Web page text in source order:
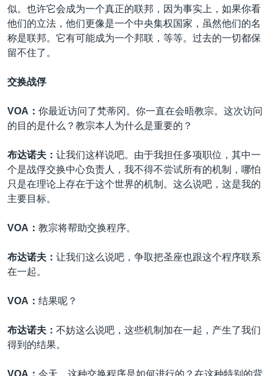
似。也许它会成为一个真正的联邦，因为事实上，如果你看
他们的立法，他们更像是一个中央集权国家，虽然他们的名
称是联邦。它有可能成为一个邦联，等等。过去的一切都保
留不住了。
交换战俘
VOA： 你最近访问了梵蒂冈。你一直在会晤教宗。这次访问
的目的是什么？教宗本人为什么是重要的？
布达诺夫： 让我们这样说吧。由于我担任多项职位，其中一
个是战俘交换中心负责人，我不得不尝试所有的机制，哪怕
只是在理论上存在于这个世界的机制。这么说吧，这是我的
主要目标。
VOA： 教宗将帮助交换程序。
布达诺夫： 让我们这么说吧，争取把圣座也跟这个程序联系
在一起。
VOA： 结果呢？
布达诺夫： 不妨这么说吧，这些机制加在一起，产生了我们
得到的结果。
VOA： 今天，这种交换程序是如何进行的？在这种特别的背